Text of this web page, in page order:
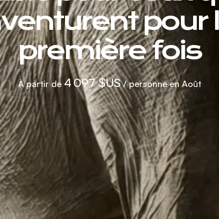
pour
première fois
À partir de 4 097 $US/ personne en Août